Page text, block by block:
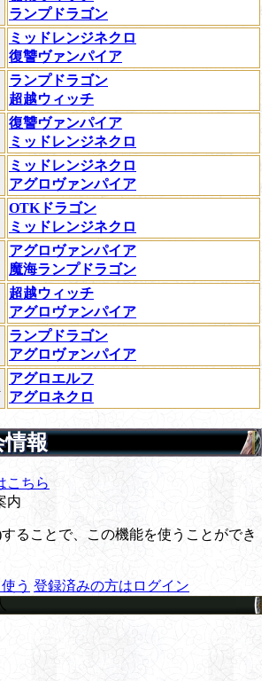
ランプドラゴン
ミッドレンジネクロ
復讐ヴァンパイア
ランプドラゴン
超越ウィッチ
復讐ヴァンパイア
ミッドレンジネクロ
ミッドレンジネクロ
アグロヴァンパイア
OTKドラゴン
ミッドレンジネクロ
アグロヴァンパイア
魔海ランプドラゴン
超越ウィッチ
アグロヴァンパイア
ランプドラゴン
アグロヴァンパイア
アグロエルフ
アグロネクロ
情報
こちら
内
ることで、この機能を使うことができ
う 登録済みの方はログイン